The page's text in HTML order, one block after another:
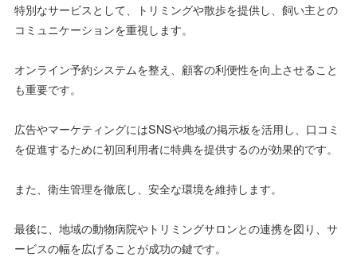
特別なサービスとして、トリミングや散歩を提供し、飼い主との
コミュニケーションを重視します。
オンライン予約システムを整え、顧客の利便性を向上させること
も重要です。
広告やマーケティングにはSNSや地域の掲示板を活用し、口コミ
を促進するために初回利用者に特典を提供するのが効果的です。
また、衛生管理を徹底し、安全な環境を維持します。
最後に、地域の動物病院やトリミングサロンとの連携を図り、サ
ービスの幅を広げることが成功の鍵です。